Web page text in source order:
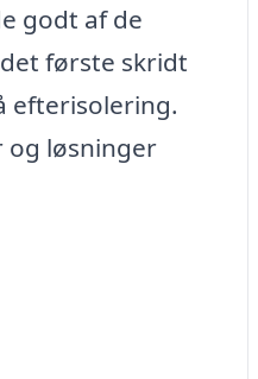
godt af de
første skridt
efterisolering.
og løsninger